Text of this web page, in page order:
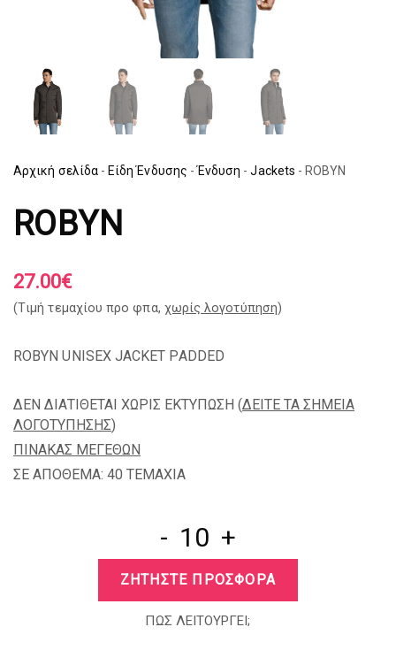
Αρχική σελίδα - Είδη Ένδυσης - Ένδυση - Jackets - ROBYN
ROBYN
27.00€
(Tιμή τεμαχίου προ φπα, χωρίς λογοτύπηση)
ROBYN UNISEX JACKET PADDED
ΔΕΝ ΔΙΑΤΙΘΕΤΑΙ ΧΩΡΙΣ ΕΚΤΥΠΩΣΗ (ΔΕΙΤΕ ΤΑ ΣΗΜΕΙΑ
ΛΟΓΟΤΥΠΗΣΗΣ)
ΠΙΝΑΚΑΣ ΜΕΓΕΘΩΝ
ΣΕ ΑΠΟΘΕΜΑ: 40 TEMAXIA
- +
ΖΗΤΗΣΤΕ ΠΡΟΣΦΟΡΑ
ΠΩΣ ΛΕΙΤΟΥΡΓΕΙ;